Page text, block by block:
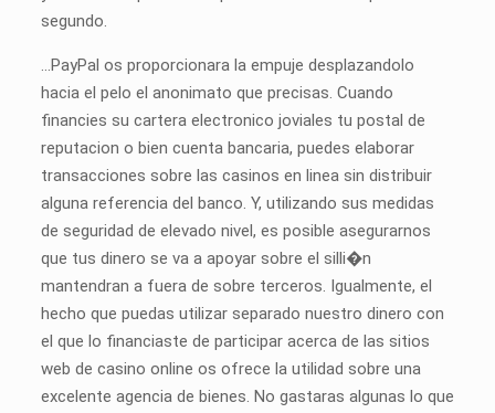
segundo.
…PayPal os proporcionara la empuje desplazandolo
hacia el pelo el anonimato que precisas. Cuando
financies su cartera electronico joviales tu postal de
reputacion o bien cuenta bancaria, puedes elaborar
transacciones sobre las casinos en linea sin distribuir
alguna referencia del banco. Y, utilizando sus medidas
de seguridad de elevado nivel, es posible asegurarnos
que tus dinero se va a apoyar sobre el silli�n
mantendran a fuera de sobre terceros. Igualmente, el
hecho que puedas utilizar separado nuestro dinero con
el que lo financiaste de participar acerca de las sitios
web de casino online os ofrece la utilidad sobre una
excelente agencia de bienes. No gastaras algunas lo que